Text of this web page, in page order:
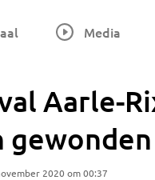
Media
Aarle-
gewonden
2020 om 00:37